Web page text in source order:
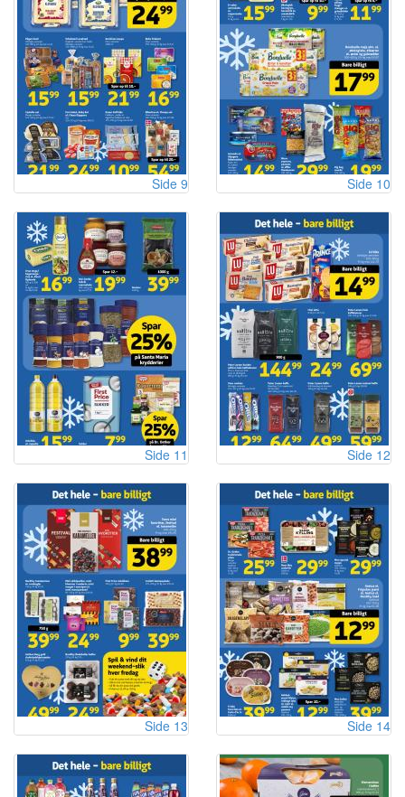
Side 9 Side 10
Side 11 Side 12
Side 13 Side 14